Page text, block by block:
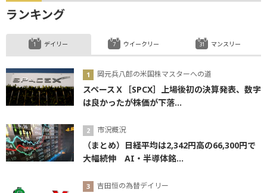
ランキング
デイリー
岡元兵八郎の米国株マスターへの道
スペースＸ［SPCX］上場後初の決算発表、数字
は良かったが株価が下落...
市況概況
（まとめ）日経平均は2,342円高の66,300円で
大幅続伸 AI・半導体銘...
吉田恒の為替デイリー
ウイークリー マンスリー